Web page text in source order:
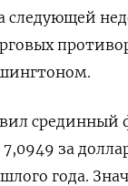
следующей
срединный
7,0949 за
года.